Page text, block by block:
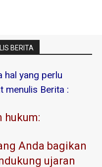
BERITA
hal yang perlu
menulis Berita :
hukum:
Anda bagikan
ujaran